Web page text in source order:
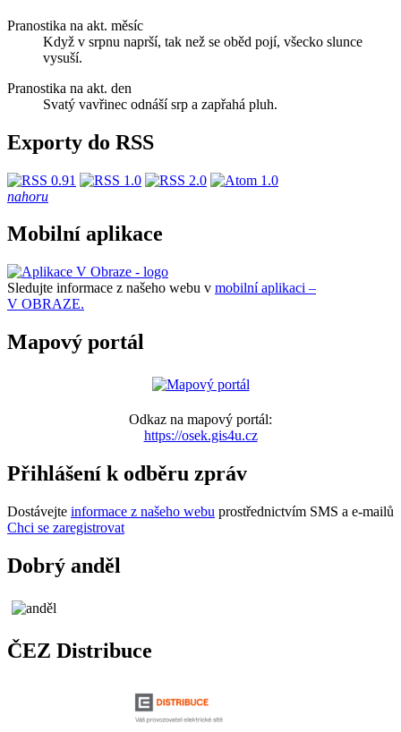
Pranostika na akt. měsíc
Když v srpnu naprší, tak než se oběd pojí, všecko slunce
vysuší.
Pranostika na akt. den
Svatý vavřinec odnáší srp a zapřahá pluh.
Exporty do RSS
nahoru
Mobilní aplikace
Sledujte informace z našeho webu v mobilní aplikaci –
V OBRAZE.
Mapový portál
Odkaz na mapový portál:
https://osek.gis4u.cz
Přihlášení k odběru zpráv
Dostávejte informace z našeho webu prostřednictvím SMS a e-mailů
Chci se zaregistrovat
Dobrý anděl
ČEZ Distribuce